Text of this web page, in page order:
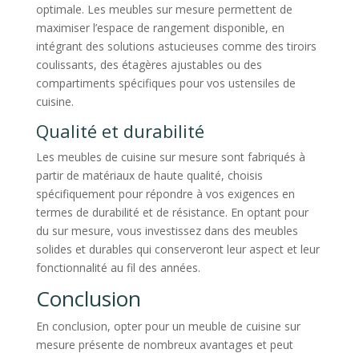
optimale. Les meubles sur mesure permettent de
maximiser l’espace de rangement disponible, en
intégrant des solutions astucieuses comme des tiroirs
coulissants, des étagères ajustables ou des
compartiments spécifiques pour vos ustensiles de
cuisine.
Qualité et durabilité
Les meubles de cuisine sur mesure sont fabriqués à
partir de matériaux de haute qualité, choisis
spécifiquement pour répondre à vos exigences en
termes de durabilité et de résistance. En optant pour
du sur mesure, vous investissez dans des meubles
solides et durables qui conserveront leur aspect et leur
fonctionnalité au fil des années.
Conclusion
En conclusion, opter pour un meuble de cuisine sur
mesure présente de nombreux avantages et peut